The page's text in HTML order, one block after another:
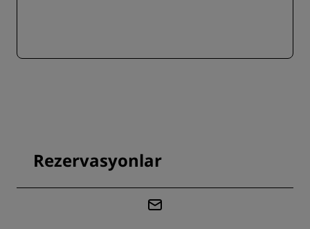
Rezervasyonlar